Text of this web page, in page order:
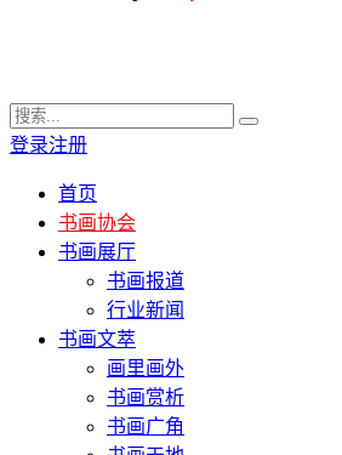
登录注册
首页
书画协会
书画展厅
书画报道
行业新闻
书画文萃
画里画外
书画赏析
书画广角